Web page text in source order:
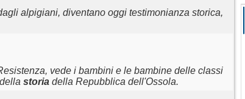
alpigiani, diventano oggi testimonianza storica,
vede i bambini e le bambine delle classi
storia della Repubblica dell'Ossola.